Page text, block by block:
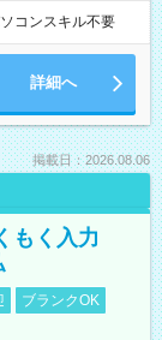
コンスキル不要
詳細へ
掲載日：2026.08.06
もく入力
ブランクOK